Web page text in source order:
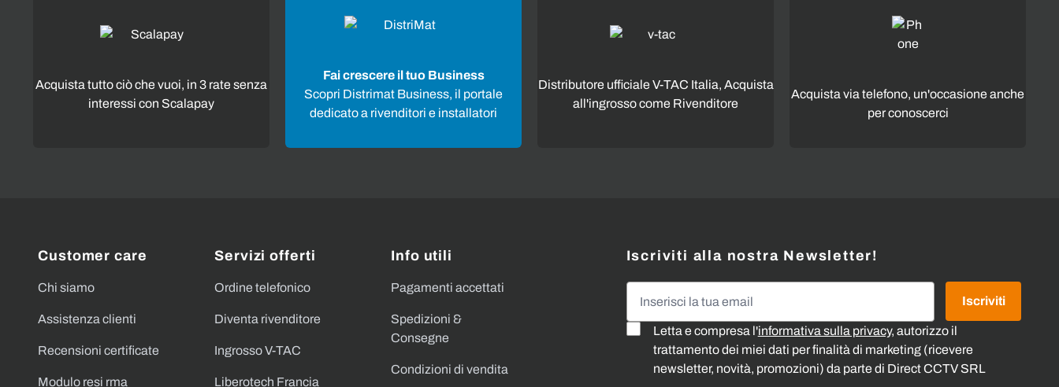
Acquista tutto ciò che vuoi, in 3 rate senza
interessi con Scalapay
Fai crescere il tuo Business
Scopri Distrimat Business, il portale
dedicato a rivenditori e installatori
Distributore ufficiale V-TAC Italia, Acquista
all'ingrosso come Rivenditore
Acquista via telefono, un'occasione anche
per conoscerci
Customer care
Chi siamo
Assistenza clienti
Recensioni certificate
Modulo resi rma
Servizi offerti
Ordine telefonico
Diventa rivenditore
Ingrosso V-TAC
Liberotech Francia
Info utili
Pagamenti accettati
Spedizioni &
Consegne
Condizioni di vendita
Iscriviti alla nostra Newsletter!
Letta e compresa l'informativa sulla privacy, autorizzo il
trattamento dei miei dati per finalità di marketing (ricevere
newsletter, novità, promozioni) da parte di Direct CCTV SRL
Iscriviti